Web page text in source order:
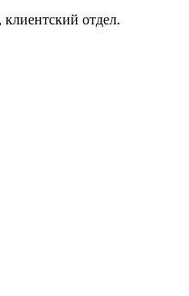
клиентский отдел.